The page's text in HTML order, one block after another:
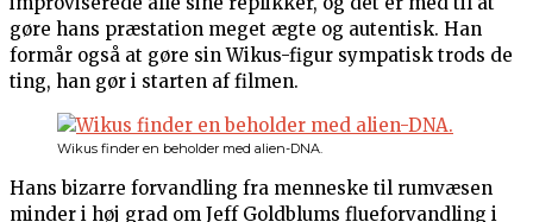
gøre hans præstation meget ægte og autentisk. Han
formår også at gøre sin Wikus-figur sympatisk trods de
ting, han gør i starten af filmen.
Wikus finder en beholder med alien-DNA.
Hans bizarre forvandling fra menneske til rumvæsen
minder i høj grad om Jeff Goldblums flueforvandling i